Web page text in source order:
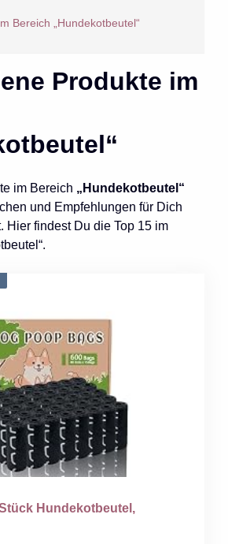
Bereich „Hundekotbeutel“
Produkte im
im Bereich „Hundekotbeutel“
und Empfehlungen für Dich
Hier findest Du die Top 15 im
Hundekotbeutel,